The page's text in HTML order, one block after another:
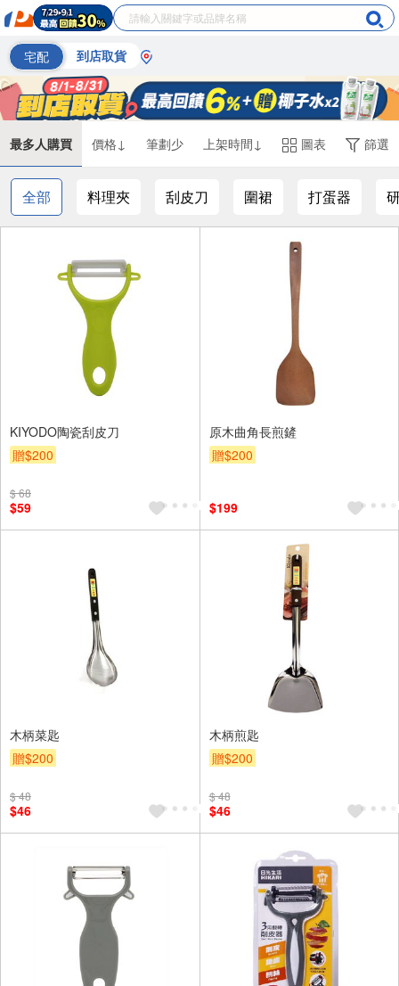
宅配 到店取貨
最多人購買 價格↓ 筆劃少 上架時間↓ 圖表 篩選
全部 料理夾 刮皮刀 圍裙 打蛋器
KIYODO陶瓷刮皮刀
贈$200
$ 68
$59
原木曲角長煎鏟
贈$200
$199
木柄菜匙
贈$200
$ 48
$46
木柄煎匙
贈$200
$ 48
$46